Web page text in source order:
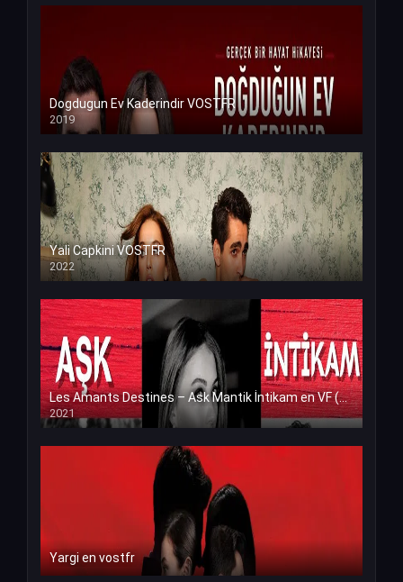
Dogdugun Ev Kaderindir VOSTFR
2019
Yali Capkini VOSTFR
2022
Les Amants Destines – Ask Mantik İntikam en VF (Voix Francaise)
2021
Yargi en vostfr